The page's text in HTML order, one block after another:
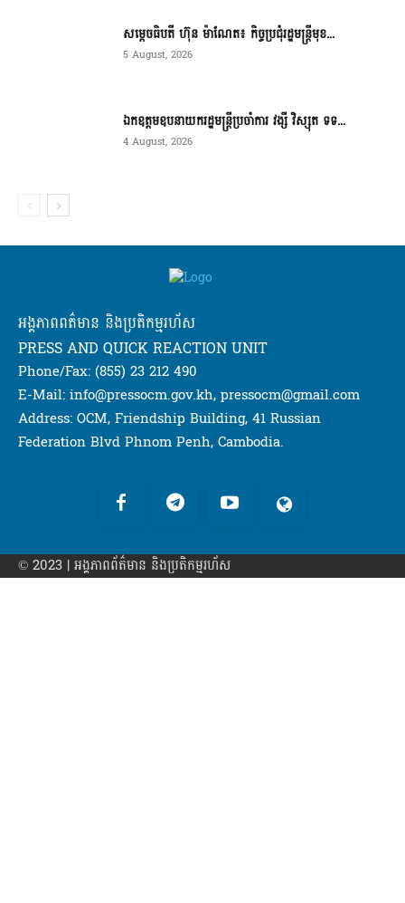
សម្ដេចធិបតី ហ៊ុន ម៉ាណែត៖ កិច្ចប្រជុំរដ្ឋមន្ត្រីមុខ...
5 August, 2026
ឯកឧត្តមឧបនាយករដ្ឋមន្ត្រីប្រចាំការ វង្សី វិស្សុត ទទ...
4 August, 2026
អង្គភាពពត៌មាន និងប្រតិកម្មរហ័ស
PRESS AND QUICK REACTION UNIT
Phone/Fax: (855) 23 212 490
E-Mail: info@pressocm.gov.kh, pressocm@gmail.com
Address: OCM, Friendship Building, 41 Russian
Federation Blvd Phnom Penh, Cambodia.
© 2023 | អង្គភាព​ព័ត៌មាន​ និងប្រតិកម្មរហ័ស